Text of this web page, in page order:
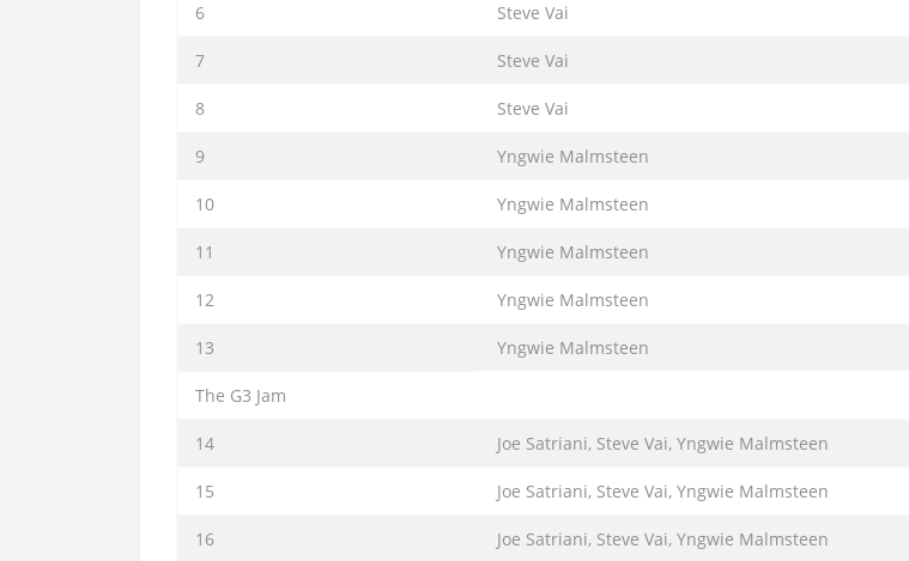
6 Steve Vai
7 Steve Vai
8 Steve Vai
9 Yngwie Malmsteen
10 Yngwie Malmsteen
11 Yngwie Malmsteen
12 Yngwie Malmsteen
13 Yngwie Malmsteen
The G3 Jam
14 Joe Satriani, Steve Vai, Yngwie Malmsteen
15 Joe Satriani, Steve Vai, Yngwie Malmsteen
16 Joe Satriani, Steve Vai, Yngwie Malmsteen